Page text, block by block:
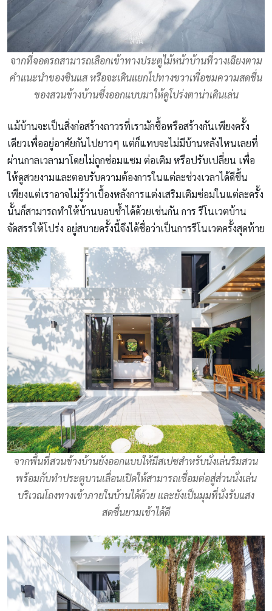
จากที่จอดรถสามารถเลือกเข้าทางประตูไม้หน้าบ้านที่วางเฉียงตาม
คำแนะนำของซินแส หรือจะเดินแยกไปทางขวาเพื่อชมความสดชื่น
ของสวนข้างบ้านซึ่งออกแบบมาให้ดูโปร่งตาน่าเดินเล่น
แม้บ้านจะเป็นสิ่งก่อสร้างถาวรที่เรามักซื้อหรือสร้างกันเพียงครั้ง
เดียวเพื่ออยู่อาศัยกันไปยาวๆ แต่ก็แทบจะไม่มีบ้านหลังไหนเลยที่
ผ่านกาลเวลามาโดยไม่ถูกซ่อมแซม ต่อเติม หรือปรับเปลี่ยน เพื่อ
ให้ดูสวยงามและตอบรับความต้องการในแต่ละช่วงเวลาได้ดีขึ้น
เพียงแต่เราอาจไม่รู้ว่าเบื้องหลังการแต่งเสริมเติมซ่อมในแต่ละครั้ง
นั้นก็สามารถทำให้บ้านบอบช้ำได้ด้วยเช่นกัน การ รีโนเวตบ้าน
จัดสรรให้โปร่ง อยู่สบายครั้งนี้จึงได้ชื่อว่าเป็นการรีโนเวตครั้งสุดท้าย
จากพื้นที่สวนข้างบ้านยังออกแบบให้มีสเปซสำหรับนั่งเล่นริมสวน
พร้อมกับทำประตูบานเลื่อนเปิดให้สามารถเชื่อมต่อสู่ส่วนนั่งเล่น
บริเวณโถงทางเข้าภายในบ้านได้ด้วย และยังเป็นมุมที่นั่งรับแสง
สดชื่นยามเช้าได้ดี